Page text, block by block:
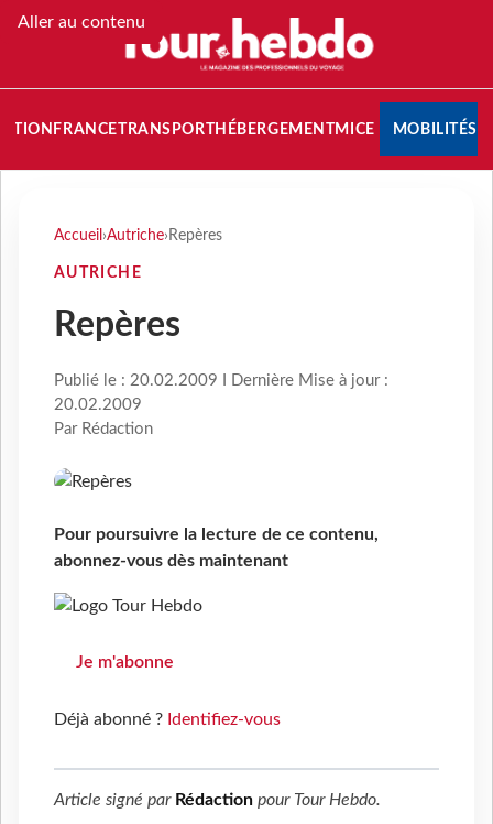
Aller au contenu
FRANCETRANSPORT HÉBERGEMENTMICE MOBILITÉS
Accueil ›Autriche› Repères
AUTRICHE
Repères
Publié le : 20.02.2009 I Dernière Mise à jour :
20.02.2009
Par Rédaction
Pour poursuivre la lecture de ce contenu,
abonnez-vous dès maintenant
Je m'abonne
Déjà abonné ? Identifiez-vous
Article signé par Rédaction pour Tour Hebdo.